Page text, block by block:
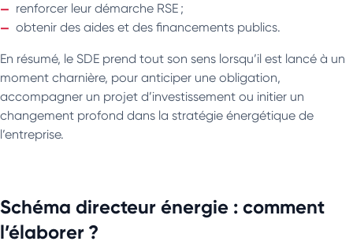
renforcer leur démarche RSE ;
obtenir des aides et des financements publics.
En résumé, le SDE prend tout son sens lorsqu’il est lancé à un
moment charnière, pour anticiper une obligation,
accompagner un projet d’investissement ou initier un
changement profond dans la stratégie énergétique de
l’entreprise.
Schéma directeur énergie : comment
l’élaborer ?